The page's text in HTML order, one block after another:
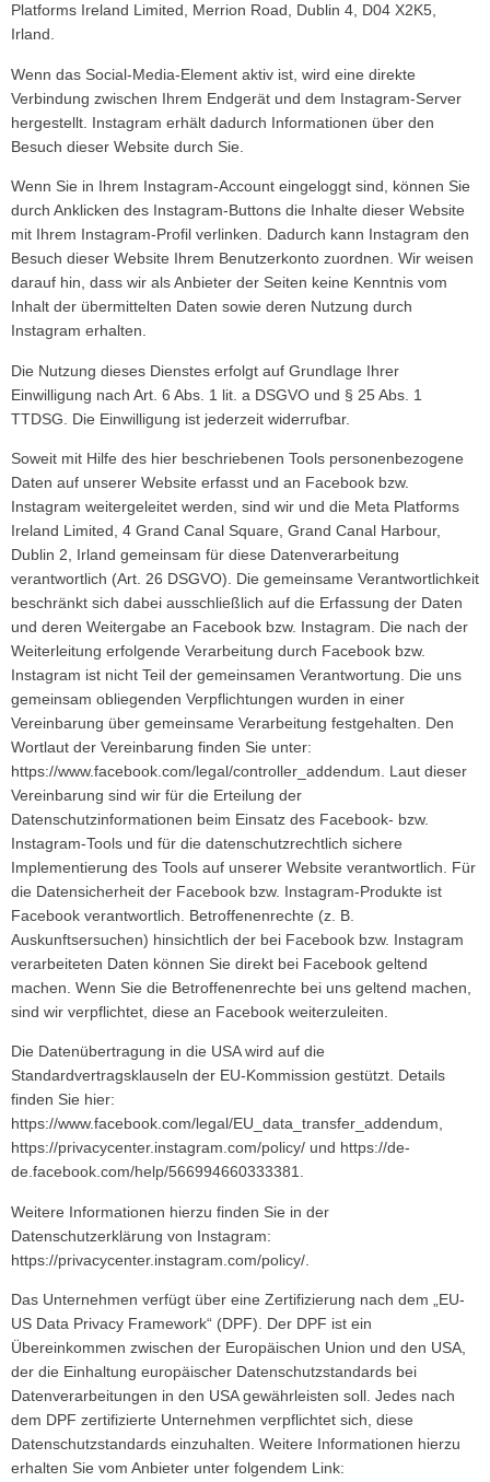
Platforms Ireland Limited, Merrion Road, Dublin 4, D04 X2K5,
Irland.
Wenn das Social-Media-Element aktiv ist, wird eine direkte
Verbindung zwischen Ihrem Endgerät und dem Instagram-Server
hergestellt. Instagram erhält dadurch Informationen über den
Besuch dieser Website durch Sie.
Wenn Sie in Ihrem Instagram-Account eingeloggt sind, können Sie
durch Anklicken des Instagram-Buttons die Inhalte dieser Website
mit Ihrem Instagram-Profil verlinken. Dadurch kann Instagram den
Besuch dieser Website Ihrem Benutzerkonto zuordnen. Wir weisen
darauf hin, dass wir als Anbieter der Seiten keine Kenntnis vom
Inhalt der übermittelten Daten sowie deren Nutzung durch
Instagram erhalten.
Die Nutzung dieses Dienstes erfolgt auf Grundlage Ihrer
Einwilligung nach Art. 6 Abs. 1 lit. a DSGVO und § 25 Abs. 1
TTDSG. Die Einwilligung ist jederzeit widerrufbar.
Soweit mit Hilfe des hier beschriebenen Tools personenbezogene
Daten auf unserer Website erfasst und an Facebook bzw.
Instagram weitergeleitet werden, sind wir und die Meta Platforms
Ireland Limited, 4 Grand Canal Square, Grand Canal Harbour,
Dublin 2, Irland gemeinsam für diese Datenverarbeitung
verantwortlich (Art. 26 DSGVO). Die gemeinsame Verantwortlichkeit
beschränkt sich dabei ausschließlich auf die Erfassung der Daten
und deren Weitergabe an Facebook bzw. Instagram. Die nach der
Weiterleitung erfolgende Verarbeitung durch Facebook bzw.
Instagram ist nicht Teil der gemeinsamen Verantwortung. Die uns
gemeinsam obliegenden Verpflichtungen wurden in einer
Vereinbarung über gemeinsame Verarbeitung festgehalten. Den
Wortlaut der Vereinbarung finden Sie unter:
https://www.facebook.com/legal/controller_addendum . Laut dieser
Vereinbarung sind wir für die Erteilung der
Datenschutzinformationen beim Einsatz des Facebook- bzw.
Instagram-Tools und für die datenschutzrechtlich sichere
Implementierung des Tools auf unserer Website verantwortlich. Für
die Datensicherheit der Facebook bzw. Instagram-Produkte ist
Facebook verantwortlich. Betroffenenrechte (z. B.
Auskunftsersuchen) hinsichtlich der bei Facebook bzw. Instagram
verarbeiteten Daten können Sie direkt bei Facebook geltend
machen. Wenn Sie die Betroffenenrechte bei uns geltend machen,
sind wir verpflichtet, diese an Facebook weiterzuleiten.
Die Datenübertragung in die USA wird auf die
Standardvertragsklauseln der EU-Kommission gestützt. Details
finden Sie hier:
https://www.facebook.com/legal/EU_data_transfer_addendum,
https://privacycenter.instagram.com/policy/ und https://de-
de.facebook.com/help/566994660333381.
Weitere Informationen hierzu finden Sie in der
Datenschutzerklärung von Instagram:
https://privacycenter.instagram.com/policy/
Das Unternehmen verfügt über eine Zertifizierung nach dem „EU-
US Data Privacy Framework“ (DPF). Der DPF ist ein
Übereinkommen zwischen der Europäischen Union und den USA,
der die Einhaltung europäischer Datenschutzstandards bei
Datenverarbeitungen in den USA gewährleisten soll. Jedes nach
dem DPF zertifizierte Unternehmen verpflichtet sich, diese
Datenschutzstandards einzuhalten. Weitere Informationen hierzu
erhalten Sie vom Anbieter unter folgendem Link: